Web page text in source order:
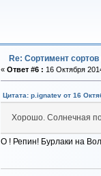
Re: Сортимент
« Ответ #6 : 16 Октября
Цитата: p.ignatev от 16
Хорошо. Солнечная
О ! Репин! Бурлаки на